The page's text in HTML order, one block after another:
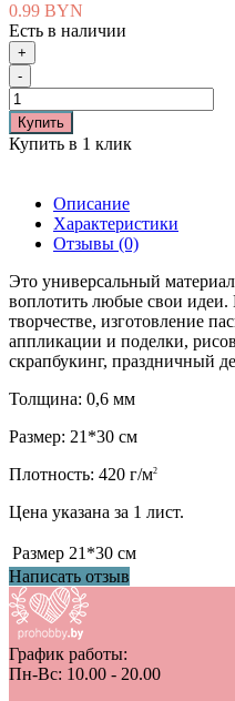
0.99 BYN
Есть в наличии
+
-
Купить
Купить в 1 клик
Описание
Характеристики
Отзывы (0)
Это универсальный
воплотить любые свои идеи.
творчестве, изготовление
аппликации и поделки,
скрапбукинг, праздничный
Толщина: 0,6 мм
Размер: 21*30 см
Плотность: 420 г/м2
Цена указана за 1 лист.
Размер 21*30 см
Написать отзыв
График работы:
Пн-Вс: 10.00 - 20.00